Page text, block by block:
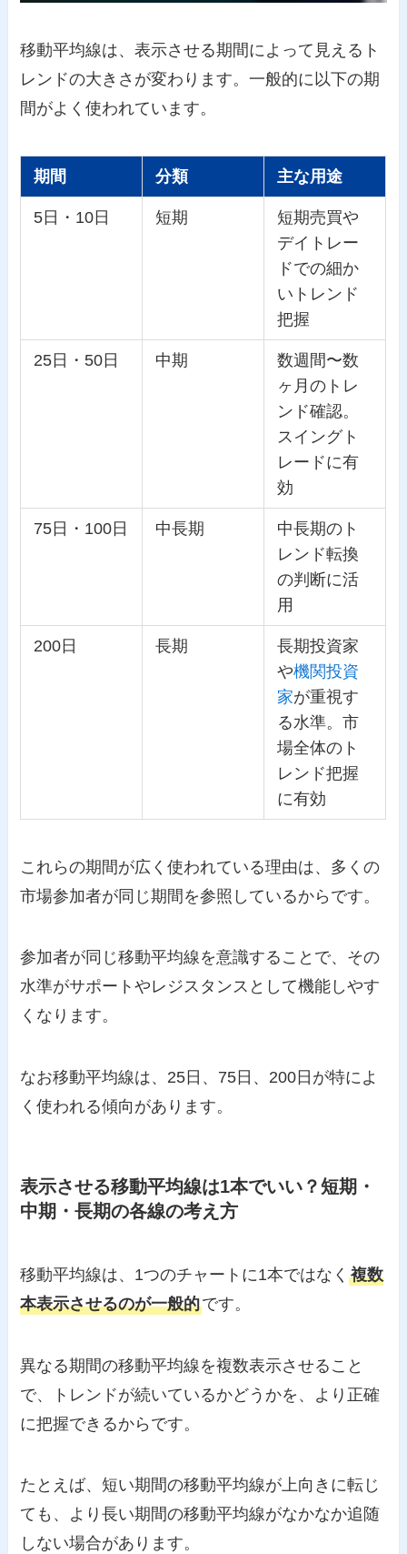
移動平均線は、表示させる期間によって見えるト
レンドの大きさが変わります。一般的に以下の期
間がよく使われています。
期間 分類 主な用途
5日・10日 短期
短期売買や
デイトレー
ドでの細か
いトレンド
把握
25日・50日 中期
数週間〜数
ヶ月のトレ
ンド確認。
スイングト
レードに有
効
75日・100日 中長期
中長期のト
レンド転換
の判断に活
用
200日 長期
長期投資家
や機関投資
家が重視す
る水準。市
場全体のト
レンド把握
に有効
これらの期間が広く使われている理由は、多くの
市場参加者が同じ期間を参照しているからです。
参加者が同じ移動平均線を意識することで、その
水準がサポートやレジスタンスとして機能しやす
くなります。
なお移動平均線は、25日、75日、200日が特によ
く使われる傾向があります。
表示させる移動平均線は1本でいい？短期・
中期・長期の各線の考え方
移動平均線は、1つのチャートに1本ではなく複数
本表示させるのが一般的です。
異なる期間の移動平均線を複数表示させること
で、トレンドが続いているかどうかを、より正確
に把握できるからです。
たとえば、短い期間の移動平均線が上向きに転じ
ても、より長い期間の移動平均線がなかなか追随
しない場合があります。